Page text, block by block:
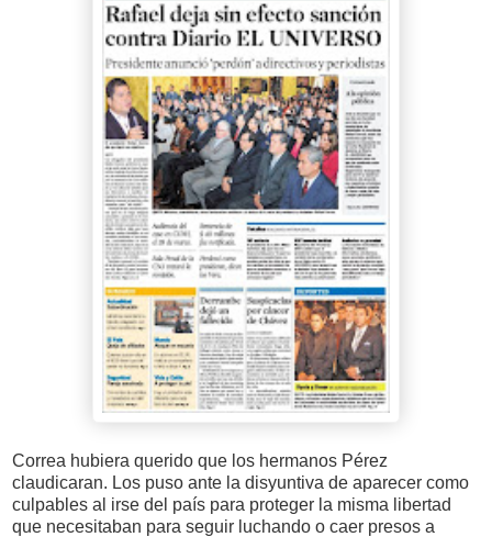
Correa hubiera querido que los hermanos Pérez
claudicaran. Los puso ante la disyuntiva de aparecer como
culpables al irse del país para proteger la misma libertad
que necesitaban para seguir luchando o caer presos a